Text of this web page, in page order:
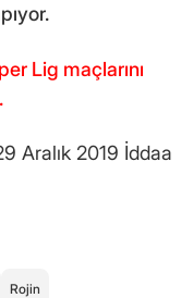
Lig maçlarını
Aralık 2019 İddaa
Rojin